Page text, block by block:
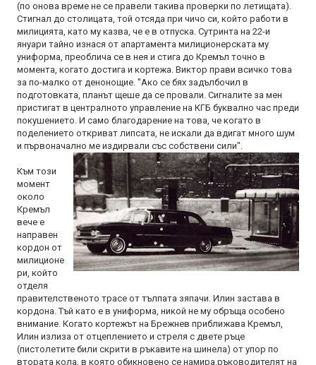
(по онова време не се правели такива проверки по летищата).
Стигнал до столицата, той отсяда при чичо си, който работи в
милицията, като му казва, че е в отпуска. Сутринта на 22-и
януари тайно изнася от апартамента милиционерската му
униформа, преоблича се в нея и стига до Кремъл точно в
момента, когато достига и кортежа. Виктор прави всичко това
за по-малко от денонощие. "Ако се бях задълбочил в
подготовката, планът щеше да се провали. Сигналите за мен
пристигат в централното управление на КГБ буквално час преди
покушението. И само благодарение на това, че когато в
поделението откриват липсата, не искали да вдигат много шум
и първоначално ме издирвали със собствени сили".
Към този
момент
около
Кремъл
вече е
направен
кордон от
милиционе
ри, който
отделя
правителственото трасе от тълпата зяпачи. Илин застава в
кордона. Тъй като е в униформа, никой не му обръща особено
внимание. Когато кортежът на Брежнев приближава Кремъл,
Илин излиза от отцеплението и стреля с двете ръце
(пистолетите били скрити в ръкавите на шинела) от упор по
втората кола, в която обикновено се намира ръководителят на